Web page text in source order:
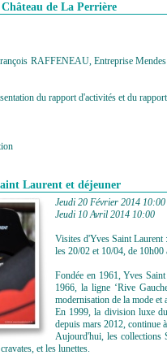
de La Perrière
RAFFENEAU, Entreprise
du rapport d'activités et du
Laurent et déjeuner
Jeudi 20 Février 2014 10:00
Jeudi 10 Avril 2014 10:00
Visites d'Yves Saint Laurent
les 20/02 et 10/04, de 10h00
Fondée en 1961, Yves
1966, la ligne ‘Rive
modernisation de la mode et
En 1999, la division luxe
depuis mars 2012, continue
Aujourd'hui, les collections
et les lunettes.